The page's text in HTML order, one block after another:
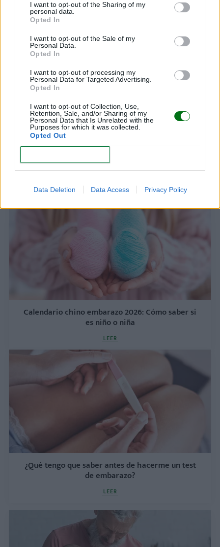
I want to opt-out of the Sharing of my
personal data.
Opted In
I want to opt-out of the Sale of my
Personal Data.
Opted In
I want to opt-out of processing my
Personal Data for Targeted Advertising.
Opted In
I want to opt-out of Collection, Use,
Retention, Sale, and/or Sharing of my
Personal Data that Is Unrelated with the
Purposes for which it was collected.
Opted Out
Data Deletion Data Access Privacy Policy
Maternidad después de los 40 años: riesgos,
ventajas y la realidad que las redes sociales no
siempre muestran
Calendario chino embarazo 2026: Cómo saber si
es niño o niña
LEER
¿Qué tengo que saber antes de hacerme un test
de embarazo?
LEER